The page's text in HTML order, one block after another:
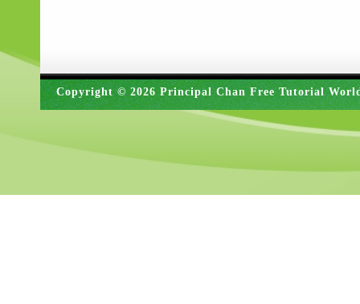
Copyright © 2026 Principal Chan Free Tutorial